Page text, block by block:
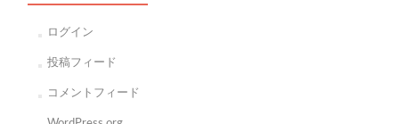
ログイン
投稿フィード
コメントフィード